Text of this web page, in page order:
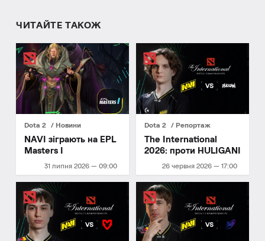
ЧИТАЙТЕ ТАКОЖ
Dota 2 Новини
31 липня 2026 — 09:00
NAVI зіграють на EPL
Masters I
Dota 2 Репортаж
26 червня 2026 — 17:00
The International
2026: проти HULIGANI